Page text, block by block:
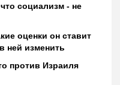
социализм - не
оценки он ставит
ней изменить
против Израиля